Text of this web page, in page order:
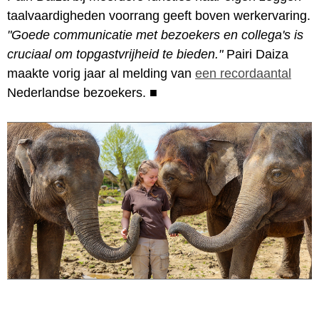
taalvaardigheden voorrang geeft boven werkervaring.
"Goede communicatie met bezoekers en collega's is
cruciaal om topgastvrijheid te bieden."Pairi Daiza
maakte vorig jaar al melding van een recordaantal
Nederlandse bezoekers. ■